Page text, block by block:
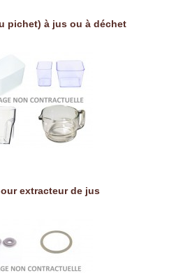
pichet) à jus ou à déchet
extracteur de jus